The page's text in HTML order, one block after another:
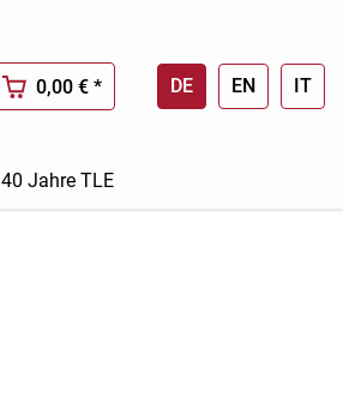
DE EN IT
0,00 € *
40 Jahre TLE